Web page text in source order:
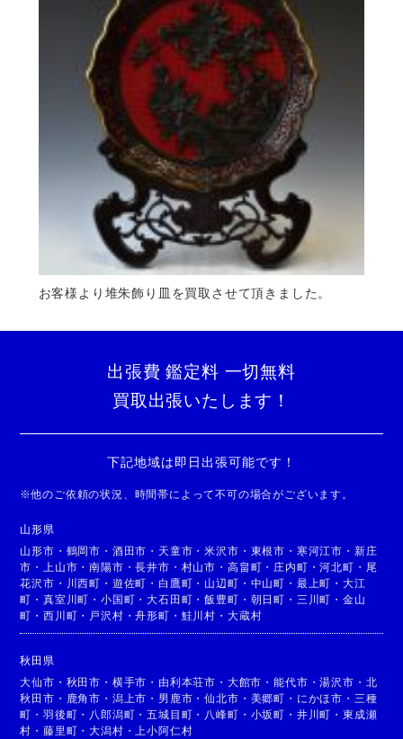
お客様より堆朱飾り皿を買取させて頂きました。
出張費 鑑定料 一切無料
買取出張いたします！
下記地域は即日出張可能です！
※他のご依頼の状況、時間帯によって不可の場合がございます。
山形県
山形市 ・ 鶴岡市 ・ 酒田市 ・ 天童市 ・米沢市 ・ 東根市 ・ 寒河江市 ・ 新庄
市 ・ 上山市 ・南陽市 ・長井市 ・ 村山市 ・ 高畠町 ・ 庄内町 ・河北町 ・ 尾
花沢市 ・ 川西町 ・ 遊佐町 ・ 白鷹町 ・ 山辺町 ・ 中山町 ・ 最上町 ・ 大江
町 ・真室川町 ・小国町 ・大石田町 ・飯豊町 ・ 朝日町 ・ 三川町 ・ 金山
町 ・西川町 ・ 戸沢村 ・舟形町 ・ 鮭川村 ・ 大蔵村
秋田県
大仙市 ・ 秋田市 ・ 横手市 ・ 由利本荘市 ・ 大館市 ・能代市 ・湯沢市 ・ 北
秋田市 ・ 鹿角市 ・ 潟上市 ・ 男鹿市 ・仙北市 ・ 美郷町 ・ にかほ市 ・ 三種
町 ・羽後町 ・ 八郎潟町 ・五城目町 ・ 八峰町 ・ 小坂町 ・ 井川町 ・ 東成瀬
村 ・藤里町 ・大潟村 ・ 上小阿仁村